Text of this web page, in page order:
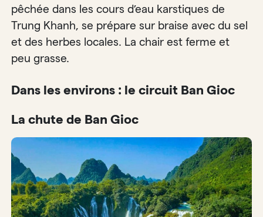
pêchée dans les cours d’eau karstiques de
Trung Khanh, se prépare sur braise avec du sel
et des herbes locales. La chair est ferme et
peu grasse.
Dans les environs : le circuit Ban Gioc
La chute de Ban Gioc